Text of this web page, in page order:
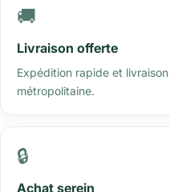
🚚
Livraison offerte
Expédition rapide et
métropolitaine.
🔒
Achat serein